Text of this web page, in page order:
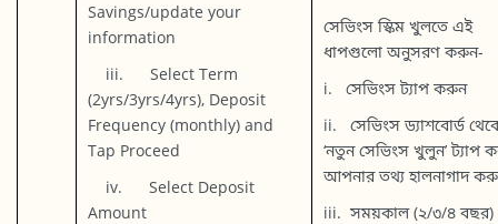
Savings/update your
information
iii. Select Term
(2yrs/3yrs/4yrs), Deposit
Frequency (monthly) and
Tap Proceed
iv. Select Deposit
Amount
সেভিংস স্কিম খুলতে এই
ধাপগুলো অনুসরণ করুন-
i. সেভিংস ট্যাপ করুন
ii. সেভিংস ড্যাশবোর্ড
‘নতুন সেভিংস খুলুন’ ট্যাপ
আপনার তথ্য হালনাগাদ
iii. সময়কাল (২/৩/৪ বছর)